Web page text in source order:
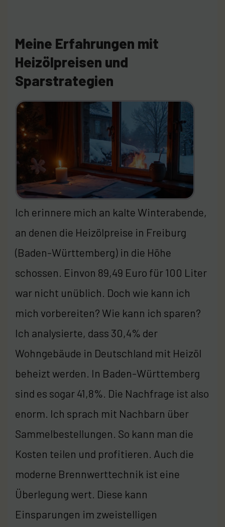
Meine Erfahrungen mit
Heizölpreisen und
Sparstrategien
Ich erinnere mich an kalte Winterabende,
an denen die Heizölpreise in Freiburg
(Baden-Württemberg) in die Höhe
schossen. Einvon 89,49 Euro für 100 Liter
war nicht unüblich. Doch wie kann ich
mich vorbereiten? Wie kann ich sparen?
Ich analysierte, dass 30,4% der
Wohngebäude in Deutschland mit Heizöl
beheizt werden. In Baden-Württemberg
sind es sogar 41,8%. Die Nachfrage ist also
enorm. Ich sprach mit Nachbarn über
Sammelbestellungen. So kann man die
Kosten teilen und profitieren. Auch die
moderne Brennwerttechnik ist eine
Überlegung wert. Diese kann
Einsparungen im zweistelligen